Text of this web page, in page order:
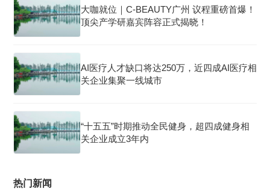
大咖就位｜C-BEAUTY广州 议程重磅首爆！
顶尖产学研嘉宾阵容正式揭晓！
AI医疗人才缺口将达250万，近四成AI医疗相
关企业集聚一线城市
“十五五”时期推动全民健身，超四成健身相
关企业成立3年内
热门新闻